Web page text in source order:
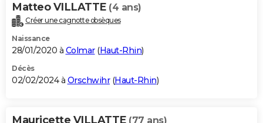
Matteo VILLATTE (4 ans)
Créer une cagnotte obsèques
Naissance
28/01/2020 à Colmar(Haut-Rhin)
Décès
02/02/2024 à Orschwihr(Haut-Rhin)
Mauricette VILLATTE (77 ans)